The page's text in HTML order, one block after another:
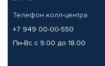
Телефон колл-центра
+7 949 00-00-550
Пн-Вс с 9.00 до 18.00